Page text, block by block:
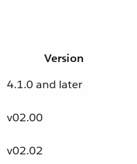
Version
4.1.0 and later
v02.00
v02.02